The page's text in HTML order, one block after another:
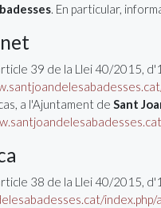
. En particular,
39 de la Llei 40/2015,
a l'Ajuntament de Sant
38 de la Llei 40/2015,